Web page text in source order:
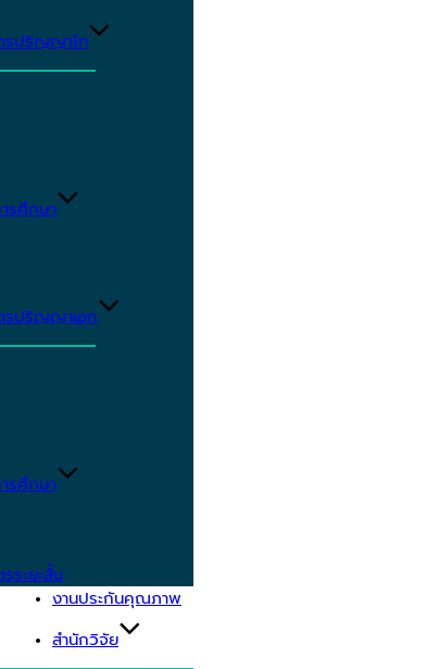
รปริญญาโท
รศึกษา
รปริญญาเอก
รศึกษา
ระยะสั้น
งานประกันคุณภาพ
สำนักวิจัย